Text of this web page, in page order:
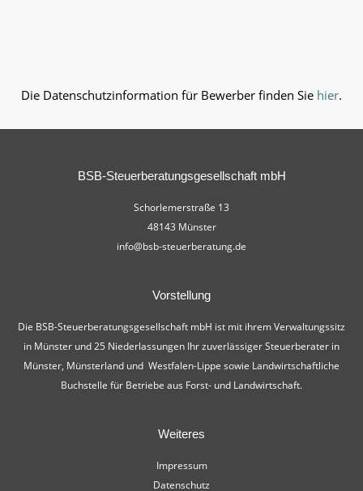
Die Datenschutzinformation für Bewerber finden Sie hier.
BSB-Steuerberatungsgesellschaft mbH
Schorlemerstraße 13
48143 Münster
info@bsb-steuerberatung.de
Vorstellung
Die BSB-Steuerberatungsgesellschaft mbH ist mit ihrem Verwaltungssitz
in Münster und 25 Niederlassungen Ihr zuverlässiger Steuerberater in
Münster, Münsterland und Westfalen-Lippe sowie Landwirtschaftliche
Buchstelle für Betriebe aus Forst- und Landwirtschaft.
Weiteres
Impressum
Datenschutz